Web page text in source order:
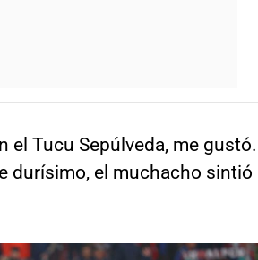
el Tucu Sepúlveda, me gustó.
durísimo, el muchacho sintió